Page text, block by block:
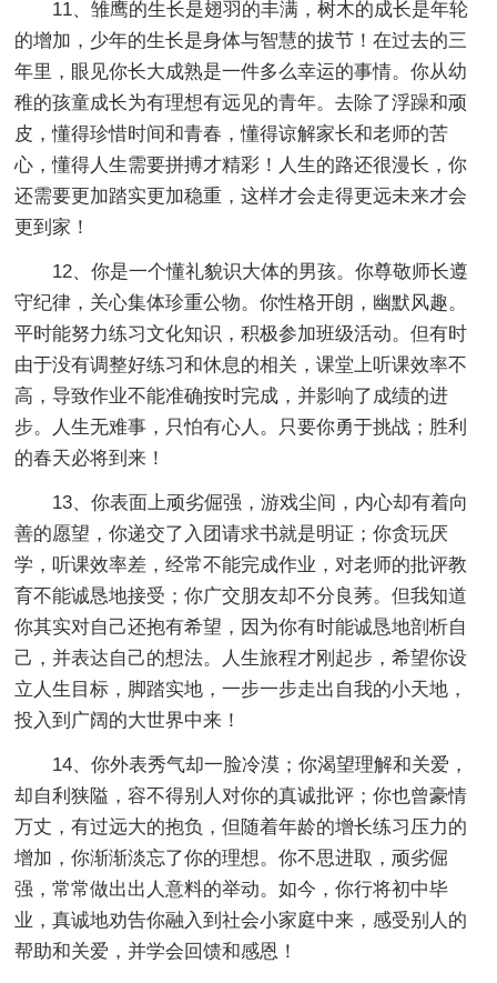
11、雏鹰的生长是翅羽的丰满，树木的成长是年轮
的增加，少年的生长是身体与智慧的拔节！在过去的三
年里，眼见你长大成熟是一件多么幸运的事情。你从幼
稚的孩童成长为有理想有远见的青年。去除了浮躁和顽
皮，懂得珍惜时间和青春，懂得谅解家长和老师的苦
心，懂得人生需要拼搏才精彩！人生的路还很漫长，你
还需要更加踏实更加稳重，这样才会走得更远未来才会
更到家！
12、你是一个懂礼貌识大体的男孩。你尊敬师长遵
守纪律，关心集体珍重公物。你性格开朗，幽默风趣。
平时能努力练习文化知识，积极参加班级活动。但有时
由于没有调整好练习和休息的相关，课堂上听课效率不
高，导致作业不能准确按时完成，并影响了成绩的进
步。人生无难事，只怕有心人。只要你勇于挑战；胜利
的春天必将到来！
13、你表面上顽劣倔强，游戏尘间，内心却有着向
善的愿望，你递交了入团请求书就是明证；你贪玩厌
学，听课效率差，经常不能完成作业，对老师的批评教
育不能诚恳地接受；你广交朋友却不分良莠。但我知道
你其实对自己还抱有希望，因为你有时能诚恳地剖析自
己，并表达自己的想法。人生旅程才刚起步，希望你设
立人生目标，脚踏实地，一步一步走出自我的小天地，
投入到广阔的大世界中来！
14、你外表秀气却一脸冷漠；你渴望理解和关爱，
却自利狭隘，容不得别人对你的真诚批评；你也曾豪情
万丈，有过远大的抱负，但随着年龄的增长练习压力的
增加，你渐渐淡忘了你的理想。你不思进取，顽劣倔
强，常常做出出人意料的举动。如今，你行将初中毕
业，真诚地劝告你融入到社会小家庭中来，感受别人的
帮助和关爱，并学会回馈和感恩！